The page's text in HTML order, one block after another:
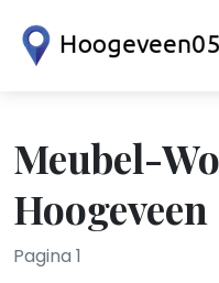
Meubel-
Hoogeveen
Pagina 1